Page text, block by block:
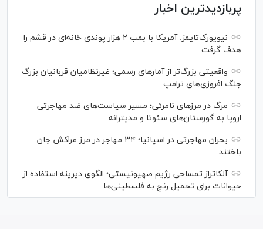
پربازدیدترین اخبار
نیویورک‌تایمز: آمریکا با بمب ۲ هزار پوندی خانه‌ای در قشم را
هدف گرفت
واقعیتی بزرگ‌تر از آمار‌های رسمی؛ غیرنظامیان قربانیان بزرگ
جنگ افروزی‌های ترامپ
مرگ در مرز‌های نامرئی؛ مسیر سیاست‌های ضد مهاجرتی
اروپا به گورستان‌های سئوتا و مدیترانه
بحران مهاجرتی در اسپانیا؛ ۳۴ مهاجر در مرز مراکش جان
باختند
آلکاتراز تمساحی رژیم صهیونیستی؛ الگوی دیرینه استفاده از
حیوانات برای تحمیل رنج به فلسطینی‌ها